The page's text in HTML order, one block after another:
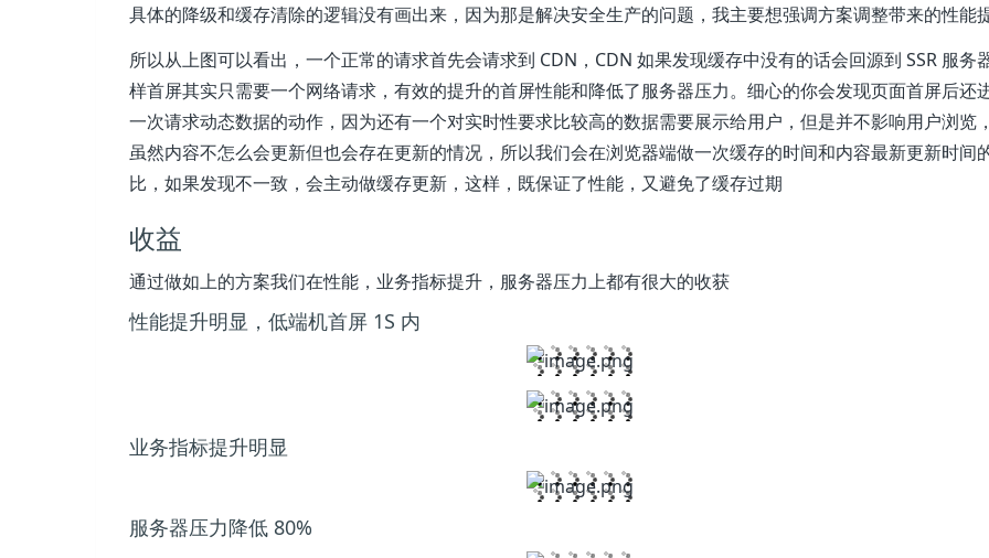
具体的降级和缓存清除的逻辑没有画出来，因为那是解决安全生产的问题，我主要想强调方案调整带来的性能
所以从上图可以看出，一个正常的请求首先会请求到 CDN，CDN 如果发现缓存中没有的话会回源到 SSR 服务
样首屏其实只需要一个网络请求，有效的提升的首屏性能和降低了服务器压力。细心的你会发现页面首屏后还
一次请求动态数据的动作，因为还有一个对实时性要求比较高的数据需要展示给用户，但是并不影响用户浏览
虽然内容不怎么会更新但也会存在更新的情况，所以我们会在浏览器端做一次缓存的时间和内容最新更新时间
比，如果发现不一致，会主动做缓存更新，这样，既保证了性能，又避免了缓存过期
收益
通过做如上的方案我们在性能，业务指标提升，服务器压力上都有很大的收获
性能提升明显，低端机首屏 1S 内
业务指标提升明显
服务器压力降低 80%